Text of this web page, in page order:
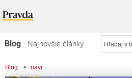
Blog
Najnovšie články
Najčítanejšie články
Blog > navi